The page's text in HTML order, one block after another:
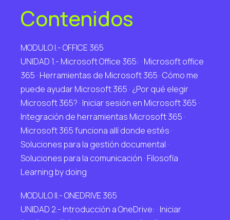
Contenidos
MODULO I.- OFFICE 365
UNIDAD 1.- Microsoft Office 365: · Microsoft office
365 · Herramientas de Microsoft 365 · Cómo me
puede ayudar Microsoft 365 · ¿Por qué elegir
Microsoft 365? · Iniciar sesión en Microsoft 365 ·
Integración de herramientas Microsoft 365 ·
Microsoft 365 funciona allí donde estés ·
Soluciones para la gestión documental ·
Soluciones para la comunicación · Filosofía
Learning by doing
MODULO II.- ONEDRIVE 365
UNIDAD 2.- Introducción a OneDrive: · Iniciar